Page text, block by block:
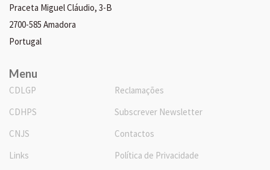
Praceta Miguel Cláudio, 3-B
2700-585 Amadora
Portugal
Menu
CDLGP
CDHPS
CNJS
Links
Reclamações
Subscrever Newsletter
Contactos
Política de Privacidade